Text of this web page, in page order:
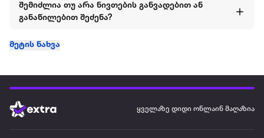
შემიძლია თუ არა ნივთების განვადებით ან
განაწილებით შეძენა?
მეტის ნახვა
ყველაზე დიდი ონლაინ მაღაზია